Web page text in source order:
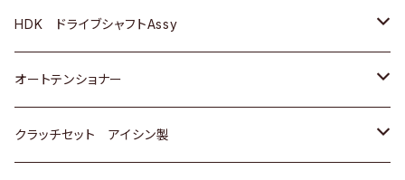
ＢＥＮＺ
スバル
三菱
スバル
マツダ
三菱
スバル
マツダ
三菱
スバル
日産
いすゞ
ダイハツ
ＢＭＷ
GOLF
ＷＡＧＥＮ
ＢＭＷ
ＷＡＧＥＮ
ＶＯＬＶＯ
トヨタ
ホンダ
スズキ
HDK ドライブシャフトAssy
スズキ
ダイハツ
オートテンショナー
トヨタ
クラッチセット アイシン製